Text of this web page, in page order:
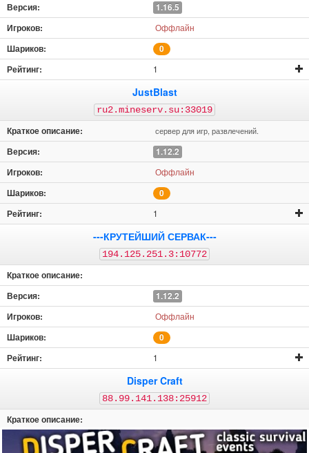
1.16.5
Оффлайн
0
1
JustBlast
ru2.mineserv.su:33019
сервер для игр, развлечений.
1.12.2
Оффлайн
0
1
---КРУТЕЙШИЙ СЕРВАК---
194.125.251.3:10772
1.12.2
Оффлайн
0
1
Disper Craft
88.99.141.138:25912